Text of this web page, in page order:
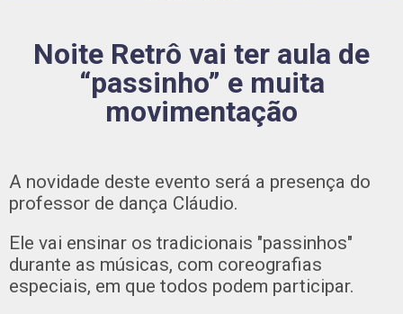
Noite Retrô vai ter aula de
“passinho” e muita
movimentação
A novidade deste evento será a presença do
professor de dança Cláudio.
Ele vai ensinar os tradicionais "passinhos"
durante as músicas, com coreografias
especiais, em que todos podem participar.